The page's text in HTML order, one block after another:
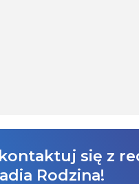
się z
Rodzina!